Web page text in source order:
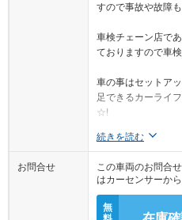
車検チェーン店で
車の事はセットア
☆!
続きを読む
この車両のお問合
はカーセンサーか
無
料 在庫